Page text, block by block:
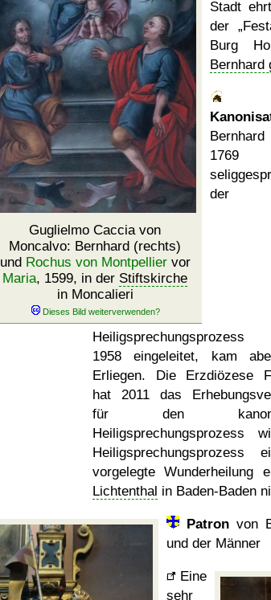
Guglielmo Caccia von
Moncalvo: Bernhard (rechts)
und Rochus von Montpelliervor
Maria, 1599, in der Stiftskirche
in Moncalieri
Stadt
der
Burg
Bernhard
1769
der
Heiligsprechungsprozess
1958 eingeleitet, kam
Erliegen. Die Erzdiözese
hat 2011 das
für den
vorgelegte Wunderheilung
Lichtenthal in Baden-Baden
Patron von
und der Männer
Eine
sehr